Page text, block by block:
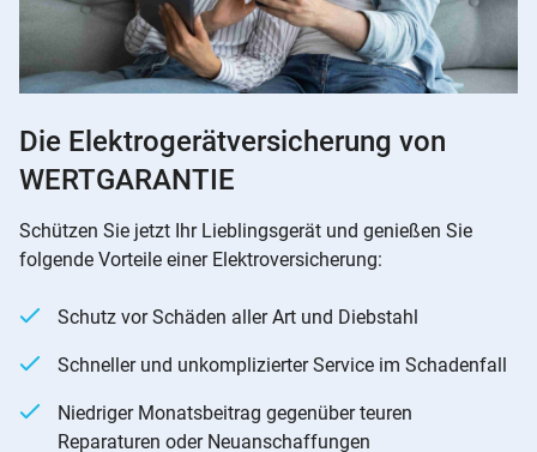
Die Elektrogerätversicherung von
WERTGARANTIE
Schützen Sie jetzt Ihr Lieblingsgerät und genießen Sie
folgende Vorteile einer Elektroversicherung:
Schutz vor Schäden aller Art und Diebstahl
Schneller und unkomplizierter Service im Schadenfall
Niedriger Monatsbeitrag gegenüber teuren
Reparaturen oder Neuanschaffungen